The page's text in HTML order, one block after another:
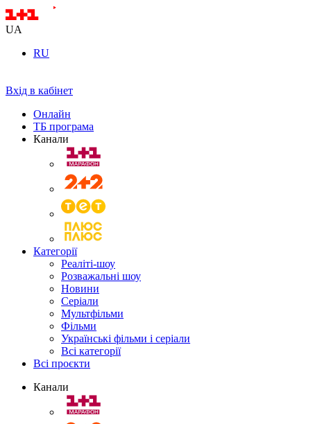
UA
RU
Вхід в кабінет
Онлайн
ТБ програма
Канали
Категорії
Реаліті-шоу
Розважальні шоу
Новини
Серіали
Мультфільми
Фільми
Українські фільми і серіали
Всі категорії
Всі проєкти
Канали